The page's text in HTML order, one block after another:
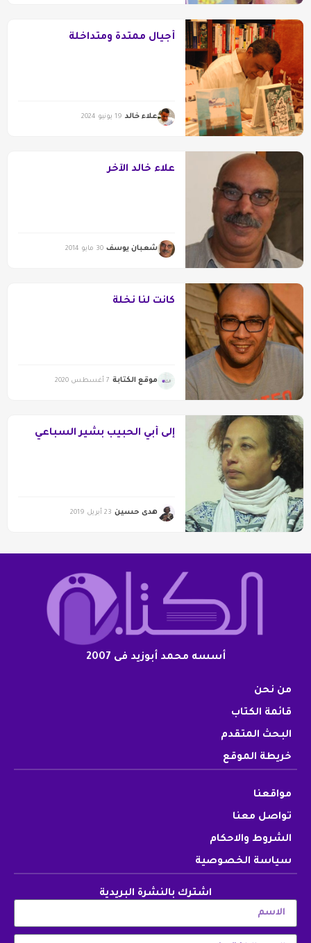
أجيال ممتدة ومتداخلة
علاء خالد 19 يونيو 2024
علاء خالد الآخر
شعبان يوسف 30 مايو 2014
كانت لنا نخلة
موقع الكتابة 7 أغسطس 2020
إلى أبي الحبيب بشير السباعي
هدى حسين 23 أبريل 2019
أسسه محمد أبوزيد فى 2007
من نحن
قائمة الكتاب
البحث المتقدم
خريطة الموقع
مواقعنا
تواصل معنا
الشروط والاحكام
سياسة الخصوصية
اشترك بالنشرة البريدية